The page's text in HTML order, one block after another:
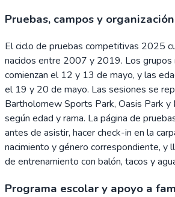
Pruebas, campos y
El ciclo de pruebas competitivas 2025
nacidos entre 2007 y 2019. Los grupos
comienzan el 12 y 13 de mayo, y las
el 19 y 20 de mayo. Las sesiones se
Bartholomew Sports Park, Oasis Park y
según edad y rama. La página de
antes de asistir, hacer check-in en la
nacimiento y género correspondiente, y
de entrenamiento con balón, tacos y
Programa escolar y apoyo a